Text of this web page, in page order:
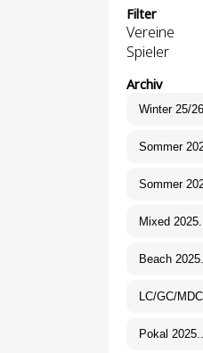
Filter
Vereine
Spieler
Archiv